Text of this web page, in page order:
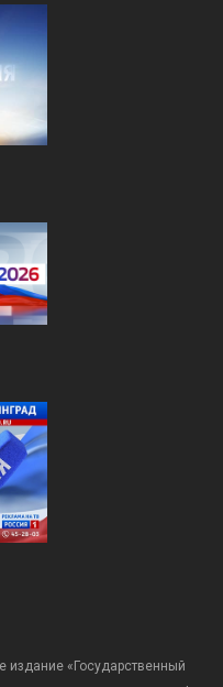
издание «Государственный